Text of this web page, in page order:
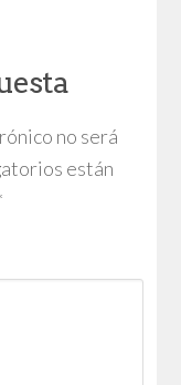
no será
están